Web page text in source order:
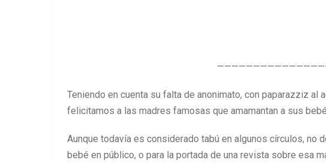
Teniendo en cuenta su falta de anonimato, con paparazziz al
felicitamos a las madres famosas que amamantan a sus
Aunque todavía es considerado tabú en algunos círculos, no
bebé en público, o para la portada de una revista sobre esa